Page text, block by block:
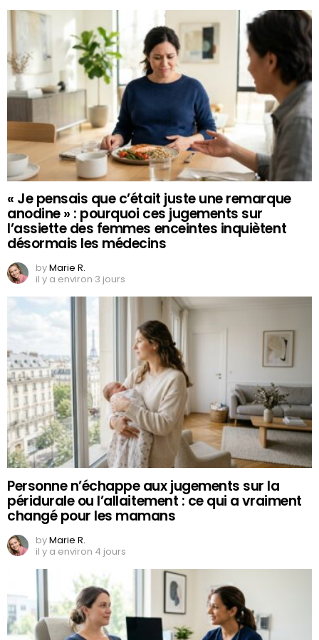
« Je pensais que c’était juste une remarque
anodine » : pourquoi ces jugements sur
l’assiette des femmes enceintes inquiètent
désormais les médecins
byMarie R.
il y a environ 3 jours
Personne n’échappe aux jugements sur la
péridurale ou l’allaitement : ce qui a vraiment
changé pour les mamans
byMarie R.
il y a environ 4 jours